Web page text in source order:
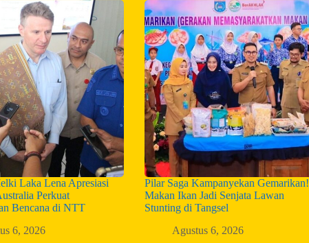
Laka Lena Apresiasi
Perkuat
Bencana di NTT
6, 2026
Pilar Saga Kampanyekan Gemarikan!
Makan Ikan Jadi Senjata Lawan
Stunting di Tangsel
Agustus 6, 2026